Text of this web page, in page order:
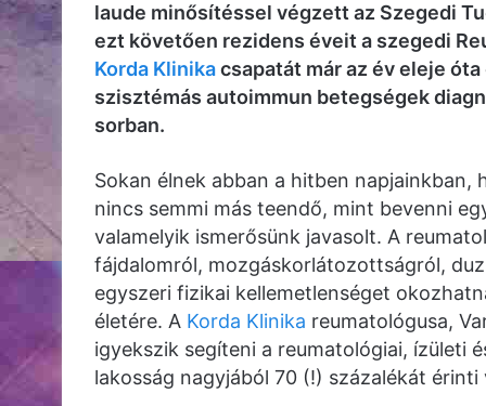
laude minősítéssel végzett az Szegedi
ezt követően rezidens éveit a szegedi
Korda Klinikacsapatát már az év eleje
szisztémás autoimmun betegségek
sorban.
Sokan élnek abban a hitben
nincs semmi más teendő, mint bevenni
valamelyik ismerősünk javasolt. A
fájdalomról, mozgáskorlátozottságról,
egyszeri fizikai kellemetlenséget
életére. A Korda Klinika reumatológusa,
igyekszik segíteni a reumatológiai, ízületi
lakosság nagyjából 70 (!) százalékát